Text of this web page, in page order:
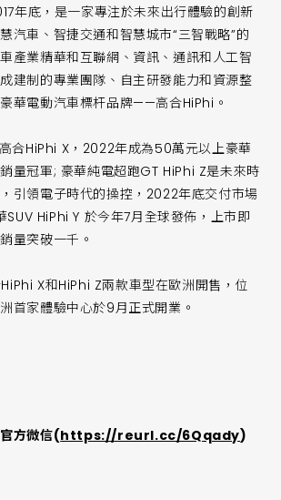
年底，是一家專注於未來出行體驗的創新
汽車、智捷交通和智慧城市“三智戰略”的
產業精華和互聯網、資訊、通訊和人工智
建制的專業團隊、自主研發能力和資源整
華電動汽車標杆品牌——高合HiPhi。
合HiPhi X，2022年成為50萬元以上豪華
量冠軍; 豪華純電超跑GT HiPhi Z是未來時
引領電子時代的操控，2022年底交付市場
SUV HiPhi Y 於今年7月全球發佈，上市即
量突破一千。
X和HiPhi Z兩款車型在歐洲開售，位
首家體驗中心於9月正式開業。
方微信(https://reurl.cc/6Qqady)